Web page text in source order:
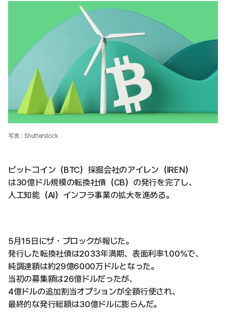
写真：Shutterstock
ビットコイン（BTC）採掘会社のアイレン（IREN）
は30億ドル規模の転換社債（CB）の発行を完了し、
人工知能（AI）インフラ事業の拡大を進める。
5月15日にザ・ブロックが報じた。
発行した転換社債は2033年満期、表面利率1.00%で、
純調達額は約29億6000万ドルとなった。
当初の募集額は26億ドルだったが、
4億ドルの追加割当オプションが全額行使され、
最終的な発行総額は30億ドルに膨らんだ。